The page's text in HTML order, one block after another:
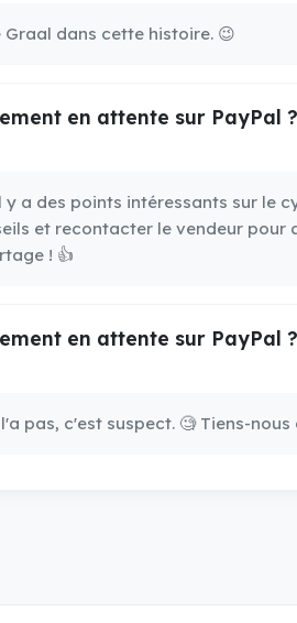
dans cette histoire. 😉
en attente sur PayPal ?
a des points intéressants sur le
et recontacter le vendeur
! 👍
en attente sur PayPal ?
pas, c'est suspect. 🧐 Tiens-nous